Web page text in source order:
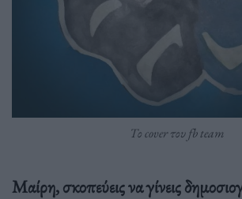
Το cover του fb team
Μαίρη, σκοπεύεις να γίνεις